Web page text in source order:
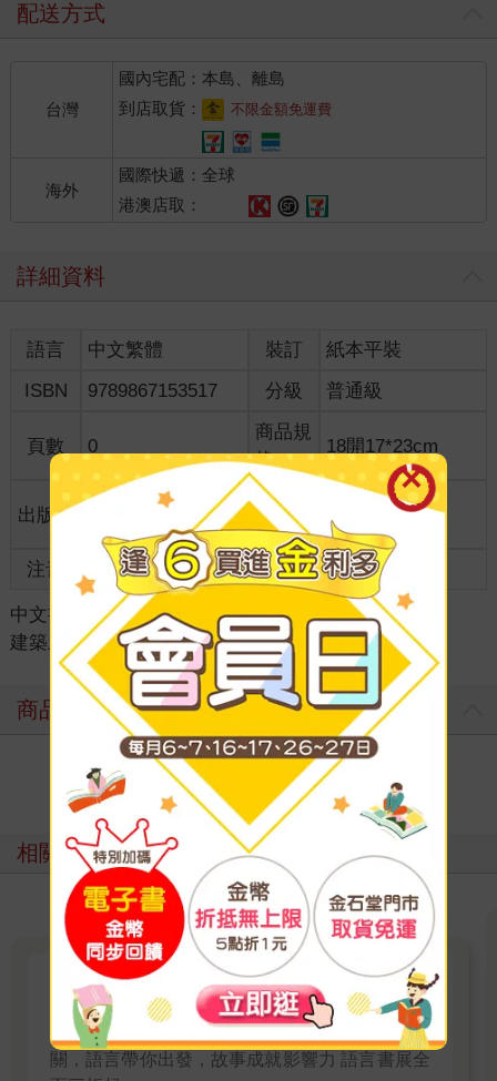
配送方式
台灣
國內宅配：本島、離島
到店取貨：
不限金額免運費
海外
國際快遞：全球
港澳店取：
詳細資料
語言 中文繁體 裝訂
紙本平裝
ISBN
9789867153517 分級 普通級
頁數 0
商品規
格
18開17*23cm
出版地
適讀年
齡
全齡適讀
注音 級別
中文書 考試書/政府出版品 ＞ 職訓檢定 ＞
建築土木
商品評價
相關主題
考試 × 語言 × 故事力
從考場到職場，語言與故事力同行 知識讓你過
關，語言帶你出發，故事成就影響力 語言書展全